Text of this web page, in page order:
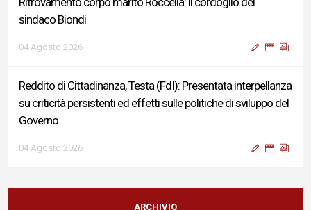
sindaco Biondi
04 Agosto 2026
Reddito di Cittadinanza, Testa (FdI): Presentata interpellanza
su criticità persistenti ed effetti sulle politiche di sviluppo del
Governo
04 Agosto 2026
Sigismondi, Liris e Testa: “Profondo cordoglio e vicinanza al
Ministro Roccella e alla sua famiglia”
ARCHIVIO